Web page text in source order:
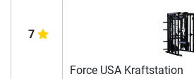
7
Force USA Kraftstation